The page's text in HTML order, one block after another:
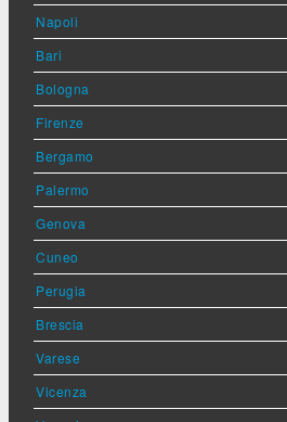
Napoli
Bari
Bologna
Firenze
Bergamo
Palermo
Genova
Cuneo
Perugia
Brescia
Varese
Vicenza